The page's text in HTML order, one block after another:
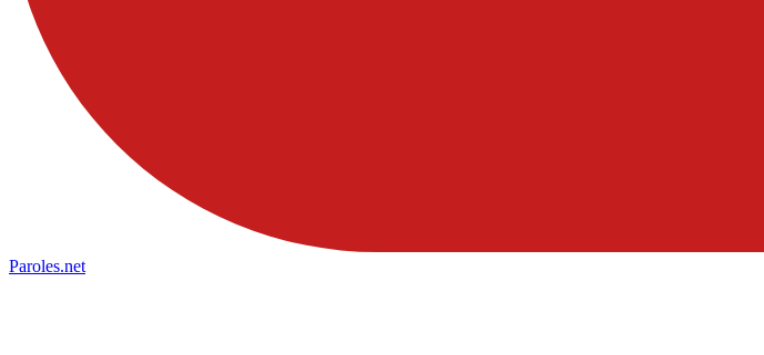
Paroles.net